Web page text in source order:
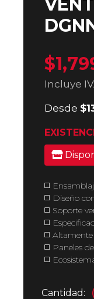
Incluye
Desde
◻️
◻️ Diseño
◻️ Soporte
◻️
◻️ Altamente
◻️ Paneles
◻️
Cantidad: